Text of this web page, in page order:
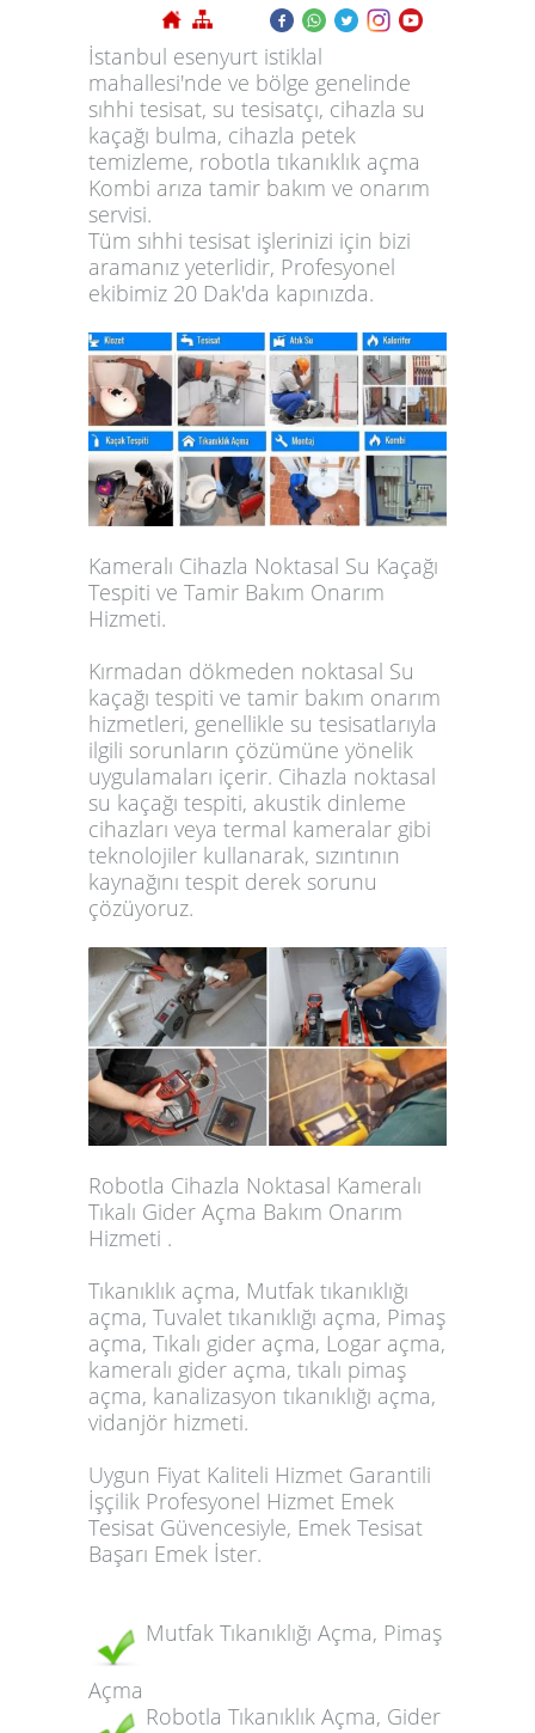
İstanbul esenyurt istiklal
mahallesi'nde ve bölge genelinde
sıhhi tesisat, su tesisatçı, cihazla su
kaçağı bulma, cihazla petek
temizleme, robotla tıkanıklık açma
Kombi arıza tamir bakım ve onarım
servisi.
Tüm sıhhi tesisat işlerinizi için bizi
aramanız yeterlidir, Profesyonel
ekibimiz 20 Dak'da kapınızda.
Kameralı Cihazla Noktasal Su Kaçağı
Tespiti ve Tamir Bakım Onarım
Hizmeti.
Kırmadan dökmeden noktasal Su
kaçağı tespiti ve tamir bakım onarım
hizmetleri, genellikle su tesisatlarıyla
ilgili sorunların çözümüne yönelik
uygulamaları içerir. Cihazla noktasal
su kaçağı tespiti, akustik dinleme
cihazları veya termal kameralar gibi
teknolojiler kullanarak, sızıntının
kaynağını tespit derek sorunu
çözüyoruz.
Robotla Cihazla Noktasal Kameralı
Tıkalı Gider Açma Bakım Onarım
Hizmeti .
Tıkanıklık açma, Mutfak tıkanıklığı
açma, Tuvalet tıkanıklığı açma, Pimaş
açma, Tıkalı gider açma, Logar açma,
kameralı gider açma, tıkalı pimaş
açma, kanalizasyon tıkanıklığı açma,
vidanjör hizmeti.
Uygun Fiyat Kaliteli Hizmet Garantili
İşçilik Profesyonel Hizmet Emek
Tesisat Güvencesiyle, Emek Tesisat
Başarı Emek İster.
Mutfak Tıkanıklığı Açma, Pimaş
Açma
Robotla Tıkanıklık Açma, Gider